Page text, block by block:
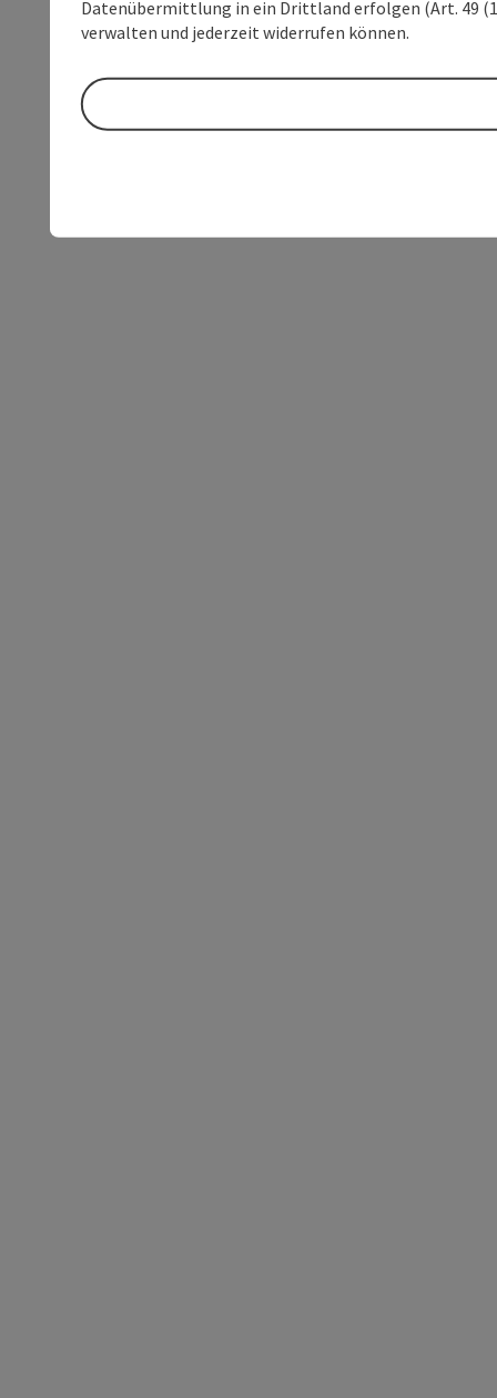
Datenübermittlung in ein Drittland erfolgen (Art. 49
verwalten und jederzeit widerrufen können.